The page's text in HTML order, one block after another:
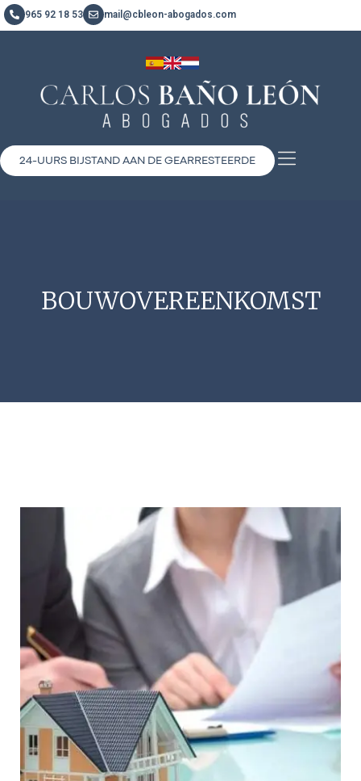
965 92 18 53 mail@cbleon-abogados.com
24-UURS BIJSTAND AAN DE GEARRESTEERDE
BOUWOVEREENKOMST